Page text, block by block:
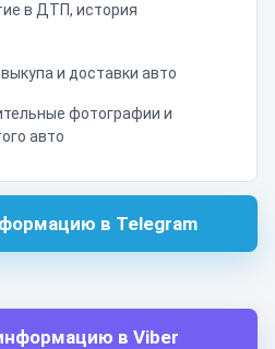
в ДТП, история
и доставки авто
фотографии и
авто
в Telegram
в Viber